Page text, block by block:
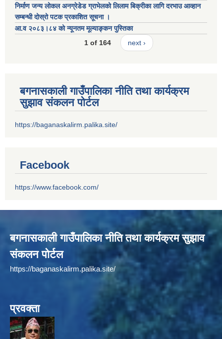
निर्माण जन्य लोकल अनग्रेडेड ग्राभेलको लिलाम बिक्रीका लागि दरभाउ आव्हान
सम्बन्धी दोस्रो पटक प्रकाशित सूचना ।
आ.व २०८३।८४ को न्यूनतम मूल्याङ्कन पुस्तिका
1 of 164
next ›
बगनासकाली गाउँपालिका नीति तथा कार्यक्रम
सुझाव संकलन पोर्टल
https://baganaskalirm.palika.site/
Facebook
https://www.facebook.com/
बगनासकाली गाउँपालिका नीति तथा कार्यक्रम सुझाव
संकलन पोर्टल
https://baganaskalirm.palika.site/
प्रवक्ता